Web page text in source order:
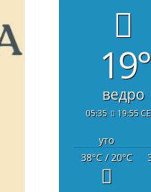
19°
ведро
05:35 19:55
уто
38°C/ 20°C